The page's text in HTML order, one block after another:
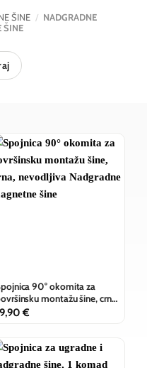
ŠINE / NADGRADNE
ŠINE
90° okomita za
montažu šine, crna,
€